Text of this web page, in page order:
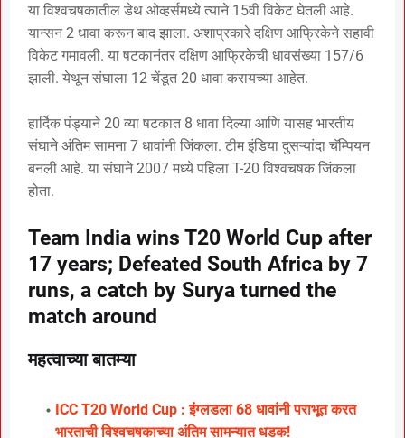
या विश्वचषकातील डेथ ओव्हर्समध्ये त्याने 15वी विकेट घेतली आहे.
यान्सन 2 धावा करून बाद झाला. अशाप्रकारे दक्षिण आफ्रिकेने सहावी
विकेट गमावली. या षटकानंतर दक्षिण आफ्रिकेची धावसंख्या 157/6
झाली. येथून संघाला 12 चेंडूत 20 धावा करायच्या आहेत.
हार्दिक पंड्याने 20 व्या षटकात 8 धावा दिल्या आणि यासह भारतीय
संघाने अंतिम सामना 7 धावांनी जिंकला. टीम इंडिया दुसऱ्यांदा चॅम्पियन
बनली आहे. या संघाने 2007 मध्ये पहिला T-20 विश्वचषक जिंकला
होता.
Team India wins T20 World Cup after
17 years; Defeated South Africa by 7
runs, a catch by Surya turned the
match around
महत्वाच्या बातम्या
ICC T20 World Cup : इंग्लडला 68 धावांनी पराभूत करत
भारताची विश्वचषकाच्या अंतिम सामन्यात धडक!